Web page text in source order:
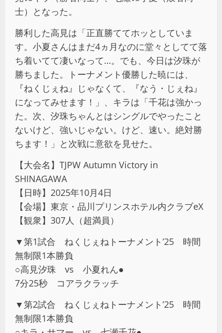
士）となった。
勝利した高見は「正直勝ててホッとしていま
す。小夏さんはまだ4ヵ月なのに堂々としてて落
ち着いてて凄いなって…。でも、今日は汐珠が
勝ちました。トーナメント優勝した暁には、
『ねくじぇね』じゃなくて、『なう・じぇね』
になってみせます！」、キラは「千花は強かっ
た。次、汐珠ちゃんとはシングルでやったこと
ないけど、強いじゃない。けど、速い。絶対勝
ちます！」と次戦に意欲を見せた。
【大会名】TJPW Autumn Victory in
SHINAGAWA
【日時】2025年10月4日
【会場】東京・品川プリンスホテル内クラブeX
【観衆】307人（超満員）
▼第1試合 ねくじぇねトーナメント’25 時間
無制限1本勝負
○高見汐珠 vs 小夏れん●
7分25秒 コアラクラッチ
▼第2試合 ねくじぇねトーナメント’25 時間
無制限1本勝負